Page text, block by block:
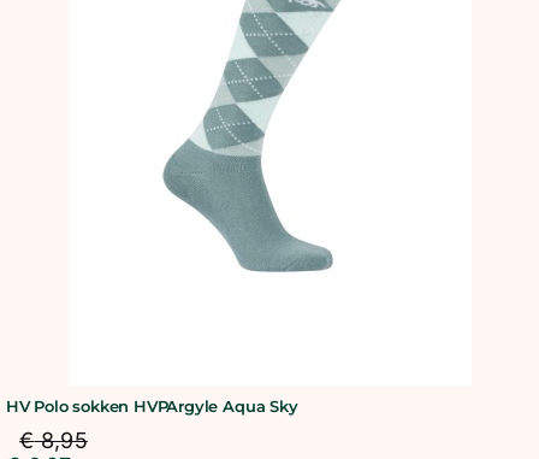
HV Polo sokken HVPArgyle Aqua Sky
€8,95